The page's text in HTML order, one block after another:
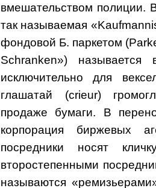
вмешательством полиции.
так называемая
фондовой Б. паркетом
Schranken») называется
исключительно для
глашатай (crieur)
продаже бумаги. В
корпорация биржевых
посредники носят
второстепенными
называются